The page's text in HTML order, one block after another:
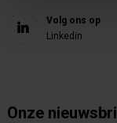
Volg ons op
Linkedin
Onze